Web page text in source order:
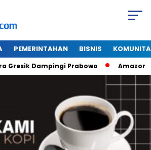
PEMERINTAHAN BISNIS
Dampingi Prabowo Amazon Van